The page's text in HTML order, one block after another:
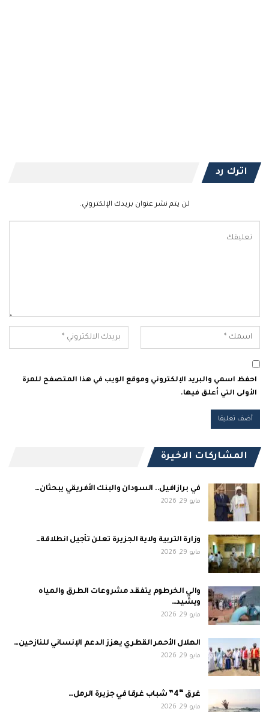
اترك رد
لن يتم نشر عنوان بريدك الإلكتروني.
احفظ اسمي والبريد الإلكتروني وموقع الويب في هذا المتصفح للمرة
الأولى التي أعلق فيها.
المشاركات الاخيرة
في برازافيل.. السودان والبنك الأفريقي يبحثان…
مايو 29, 2026
وزارة التربية ولاية الجزيرة تعلن تأجيل انطلاقة…
مايو 29, 2026
والي الخرطوم يتفقد مشروعات الطرق والمياه
ويشيد…
مايو 29, 2026
الهلال الأحمر القطري يعزز الدعم الإنساني للنازحين…
مايو 29, 2026
غرق “4” شباب غرقا في جزيرة الرمل…
مايو 29, 2026